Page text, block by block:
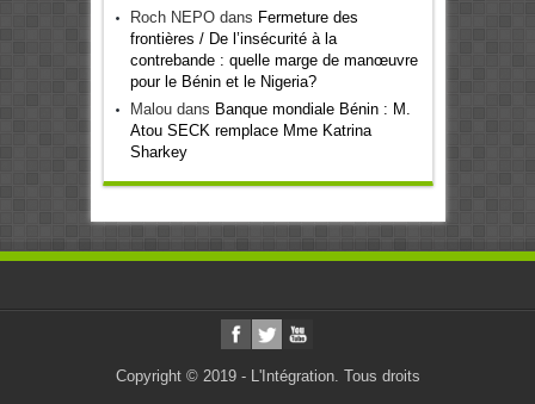
Roch NEPOdans Fermeture des
frontières / De l’insécurité à la
contrebande : quelle marge de manœuvre
pour le Bénin et le Nigeria?
Maloudans Banque mondiale Bénin : M.
Atou SECK remplace Mme Katrina
Sharkey
Copyright © 2019 - L'Intégration. Tous droits